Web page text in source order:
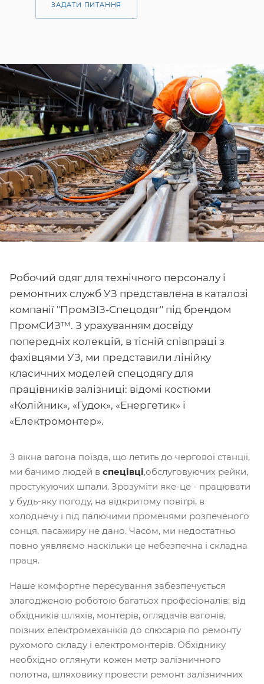
ЗАДАТИ ПИТАННЯ
Робочий одяг для технічного персоналу і
ремонтних служб УЗ представлена в каталозі
компанії "ПромЗІЗ-Спецодяг" під брендом
ПромСИЗ™. З урахуванням досвіду
попередніх колекцій, в тісній співпраці з
фахівцями УЗ, ми представили лінійку
класичних моделей спецодягу для
працівників залізниці: відомі костюми
«Колійник», «Гудок», «Енергетик» і
«Електромонтер».
З вікна вагона поїзда, що летить до чергової станції,
ми бачимо людей в спецівці,обслуговуючих рейки,
простукуючих шпали. Зрозуміти яке-це - працювати
у будь-яку погоду, на відкритому повітрі, в
холоднечу і під палючими променями розпеченого
сонця, пасажиру не дано. Часом, ми недостатньо
повно уявляємо наскільки це небезпечна і складна
праця.
Наше комфортне пересування забезпечується
злагодженою роботою багатьох професіоналів: від
обхідників шляхів, монтерів, оглядачів вагонів,
поїзних електромеханіків до слюсарів по ремонту
рухомого складу і електромонтерів. Обхіднику
необхідно оглянути кожен метр залізничного
полотна, шляховику провести ремонт залізничних